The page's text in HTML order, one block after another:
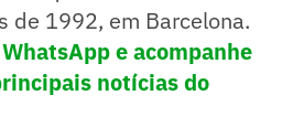
de 1992, em Barcelona.
e acompanhe
notícias do